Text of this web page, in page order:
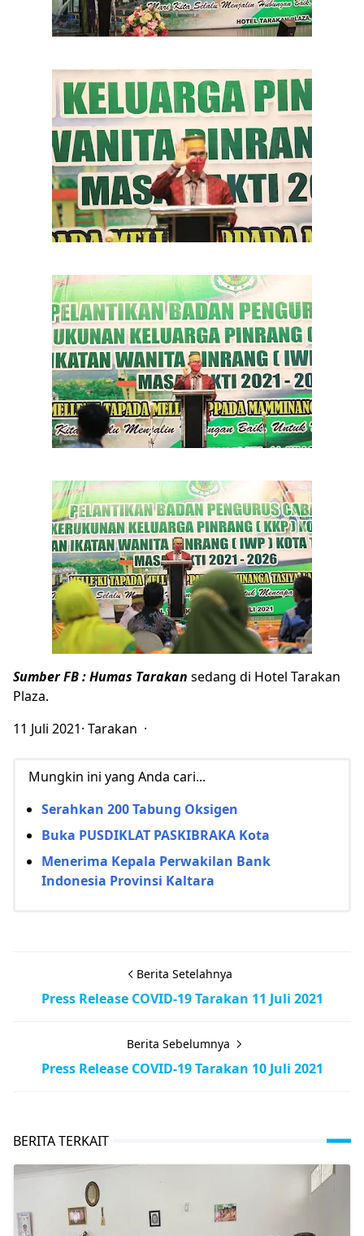
Sumber FB : Humas Tarakan sedang di Hotel Tarakan
Plaza.
11 Juli 2021· Tarakan ·
Mungkin ini yang Anda cari...
Serahkan 200 Tabung Oksigen
Buka PUSDIKLAT PASKIBRAKA Kota
Menerima Kepala Perwakilan Bank
Indonesia Provinsi Kaltara
Berita Setelahnya
Press Release COVID-19 Tarakan 11 Juli 2021
Berita Sebelumnya
Press Release COVID-19 Tarakan 10 Juli 2021
BERITA TERKAIT